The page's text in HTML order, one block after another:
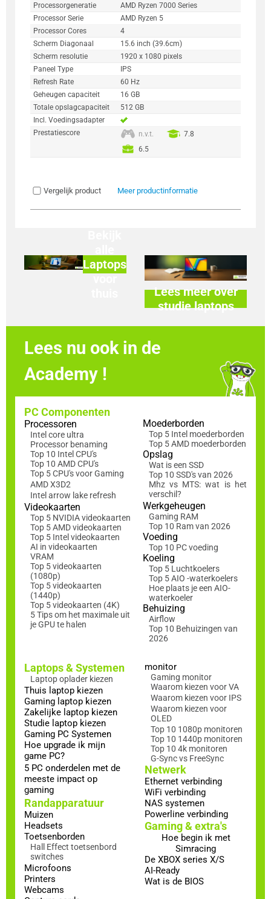
Processorgeneratie
AMD Ryzen 7000 Series
Processor Serie
AMD Ryzen 5
Processor Cores
4
Scherm Diagonaal
15.6 inch (39.6cm)
Scherm resolutie
1920 x 1080 pixels
Paneel Type
IPS
Refresh Rate
60 Hz
Geheugen capaciteit
16 GB
Totale opslagcapaciteit
512 GB
Incl. Voedingsadapter
Prestatiescore
n.v.t.
7.8
6.5
Vergelijk product Meer productinformatie
Laptops
Lees meer over
studie laptops
Lees nu ook in de
Academy !
PC Componenten
Processoren
Intel core ultra
Processor benaming
Top 10 Intel CPU's
Top 10 AMD CPU's
Top 5 CPU's voor Gaming
AMD X3D2
Intel arrow lake refresh
Videokaarten
Top 5 NVIDIA videokaarten
Top 5 AMD videokaarten
Top 5 Intel videokaarten
AI in videokaarten
VRAM
Top 5 videokaarten
(1080p)
Top 5 videokaarten
(1440p)
Top 5 videokaarten (4K)
5 Tips om het maximale uit
je GPU te halen
Moederborden
Top 5 Intel moederborden
Top 5 AMD moederborden
Opslag
Wat is een SSD
Top 10 SSD's van 2026
Mhz vs MTS: wat is het
verschil?
Werkgeheugen
Gaming RAM
Top 10 Ram van 2026
Voeding
Top 10 PC voeding
Koeling
Top 5 Luchtkoelers
Top 5 AIO -waterkoelers
Hoe plaats je een AIO-
waterkoeler
Behuizing
Airflow
Top 10 Behuizingen van
2026
Laptops & Systemen
Laptop oplader kiezen
Thuis laptop kiezen
Gaming laptop kiezen
Zakelijke laptop kiezen
Studie laptop kiezen
Gaming PC Systemen
Hoe upgrade ik mijn
game PC?
5 PC onderdelen met de
meeste impact op
gaming
Randapparatuur
Muizen
Headsets
Toetsenborden
Hall Effect toetsenbord
switches
Microfoons
Printers
Webcams
monitor
Gaming monitor
Waarom kiezen voor VA
Waarom kiezen voor IPS
Waarom kiezen voor
OLED
Top 10 1080p monitoren
Top 10 1440p monitoren
Top 10 4k monitoren
G-Sync vs FreeSync
Netwerk
Ethernet verbinding
WiFi verbinding
NAS systemen
Powerline verbinding
Gaming & extra's
Hoe begin ik met
Simracing
De XBOX series X/S
AI-Ready
Wat is de BIOS